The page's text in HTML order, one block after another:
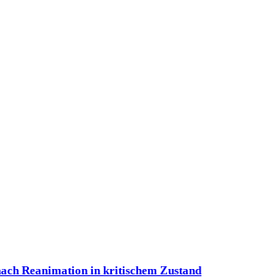
Reanimation in kritischem Zustand